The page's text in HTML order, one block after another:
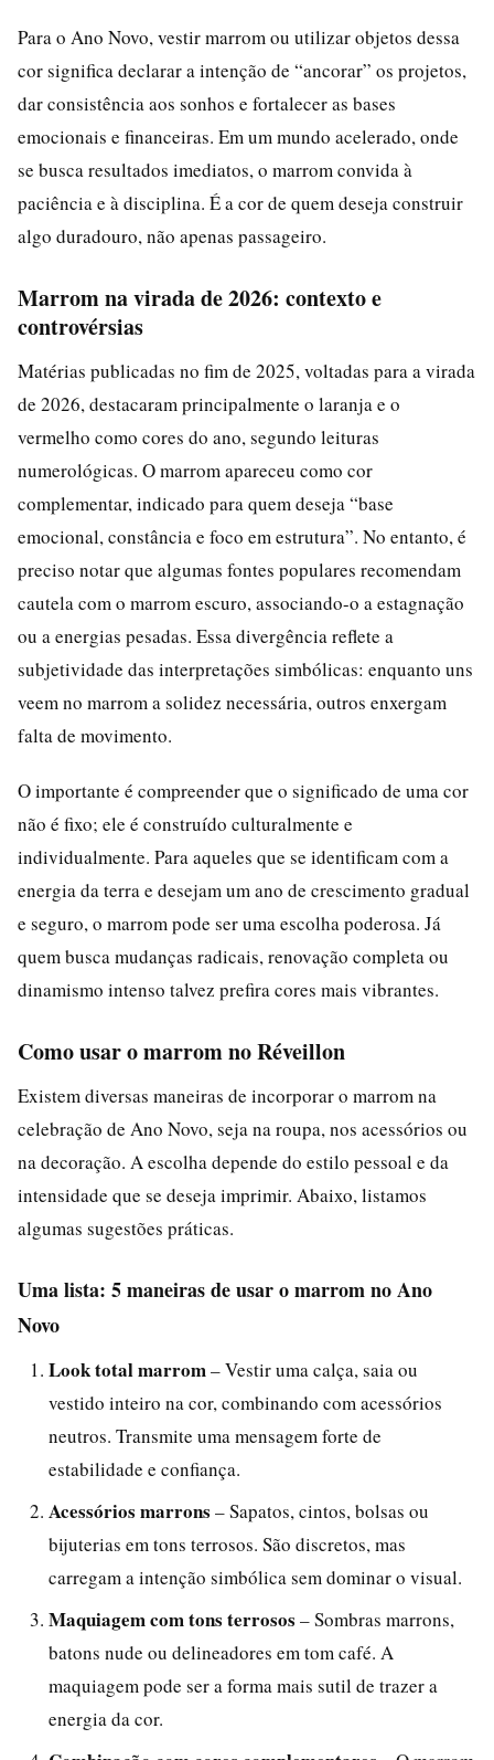
Para o Ano Novo, vestir marrom ou utilizar objetos dessa
cor significa declarar a intenção de “ancorar” os projetos,
dar consistência aos sonhos e fortalecer as bases
emocionais e financeiras. Em um mundo acelerado, onde
se busca resultados imediatos, o marrom convida à
paciência e à disciplina. É a cor de quem deseja construir
algo duradouro, não apenas passageiro.
Marrom na virada de 2026: contexto e
controvérsias
Matérias publicadas no fim de 2025, voltadas para a virada
de 2026, destacaram principalmente o laranja e o
vermelho como cores do ano, segundo leituras
numerológicas. O marrom apareceu como cor
complementar, indicado para quem deseja “base
emocional, constância e foco em estrutura”. No entanto, é
preciso notar que algumas fontes populares recomendam
cautela com o marrom escuro, associando-o a estagnação
ou a energias pesadas. Essa divergência reflete a
subjetividade das interpretações simbólicas: enquanto uns
veem no marrom a solidez necessária, outros enxergam
falta de movimento.
O importante é compreender que o significado de uma cor
não é fixo; ele é construído culturalmente e
individualmente. Para aqueles que se identificam com a
energia da terra e desejam um ano de crescimento gradual
e seguro, o marrom pode ser uma escolha poderosa. Já
quem busca mudanças radicais, renovação completa ou
dinamismo intenso talvez prefira cores mais vibrantes.
Como usar o marrom no Réveillon
Existem diversas maneiras de incorporar o marrom na
celebração de Ano Novo, seja na roupa, nos acessórios ou
na decoração. A escolha depende do estilo pessoal e da
intensidade que se deseja imprimir. Abaixo, listamos
algumas sugestões práticas.
Uma lista: 5 maneiras de usar o marrom no Ano
Novo
Look total marrom– Vestir uma calça, saia ou
vestido inteiro na cor, combinando com acessórios
neutros. Transmite uma mensagem forte de
estabilidade e confiança.
Acessórios marrons – Sapatos, cintos, bolsas ou
bijuterias em tons terrosos. São discretos, mas
carregam a intenção simbólica sem dominar o visual.
Maquiagem com tons terrosos – Sombras marrons,
batons nude ou delineadores em tom café. A
maquiagem pode ser a forma mais sutil de trazer a
energia da cor.